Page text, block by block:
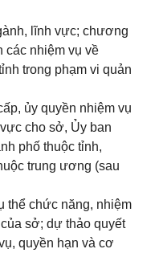
lĩnh vực; chương
các nhiệm vụ về
trong phạm vi quản
ủy quyền nhiệm vụ
cho sở, Ủy ban
phố thuộc tỉnh,
trung ương (sau
thể chức năng, nhiệm
sở; dự thảo quyết
quyền hạn và cơ